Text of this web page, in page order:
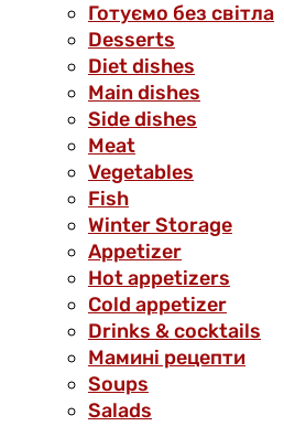
Готуємо без світла
Desserts
Diet dishes
Main dishes
Side dishes
Meat
Vegetables
Fish
Winter Storage
Аppetizer
Hot appetizers
Cold appetizer
Drinks & cocktails
Мамині рецепти
Soups
Salads